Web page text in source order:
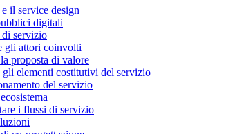
il service design
digitali
servizio
gli attori coinvolti
proposta di valore
gli elementi costitutivi del servizio
del servizio
i flussi di servizio